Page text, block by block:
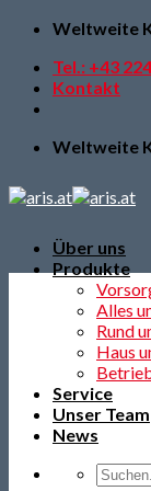
Skip
content
Weltweite
Tel.: +43
Kontakt
Weltweite
Über uns
Produkte
Alles
Rund
Haus
Service
Unser Team
News